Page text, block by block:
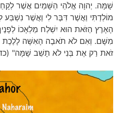
שָׁמָּה. יְהוָה אֱלֹהֵי הַשָּׁמַיִם אֲשֶׁר
מוֹלַדְתִּי וַאֲשֶׁר דִּבֶּר לִי וַאֲשֶׁר נִשְׁבַּע
הָאָרֶץ הַזֹּאת הוּא יִשְׁלַח מַלְאָכוֹ
מִשָּׁם. וְאִם לֹא תֹאבֶה הָאִשָּׁה לָלֶכֶת
זֹאת רַק אֶת בְּנִי לֹא תָשֵׁב שָׁמָּה"